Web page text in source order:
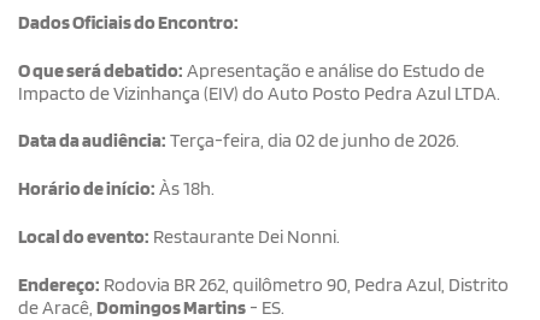
Dados Oficiais do Encontro:
O que será debatido: Apresentação e análise do Estudo de
Impacto de Vizinhança (EIV) do Auto Posto Pedra Azul LTDA.
Data da audiência: Terça-feira, dia 02 de junho de 2026.
Horário de início: Às 18h.
Local do evento: Restaurante Dei Nonni.
Endereço: Rodovia BR 262, quilômetro 90, Pedra Azul, Distrito
de Aracê, Domingos Martins - ES.